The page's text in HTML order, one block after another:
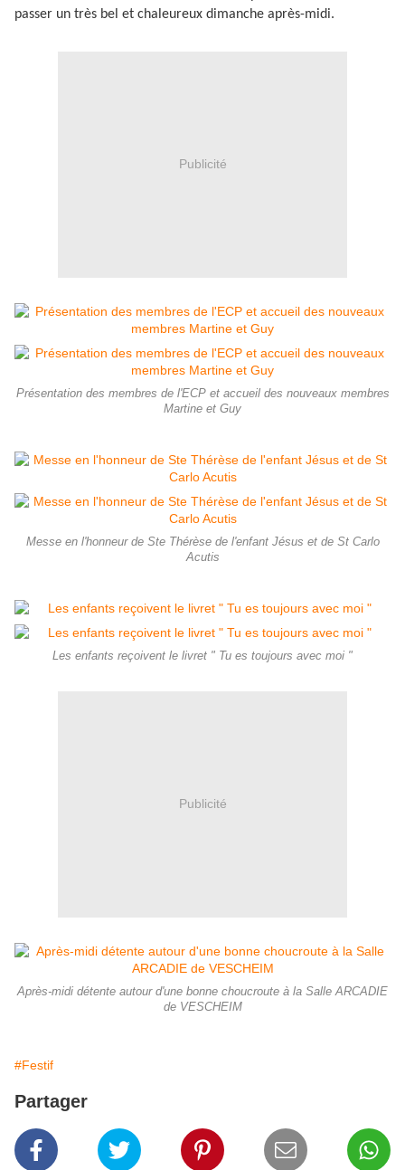
passer un très bel et chaleureux dimanche après-midi.
Publicité
Présentation des membres de l'ECP et accueil des nouveaux membres
Martine et Guy
Messe en l'honneur de Ste Thérèse de l'enfant Jésus et de St Carlo
Acutis
Les enfants reçoivent le livret " Tu es toujours avec moi "
Publicité
Après-midi détente autour d'une bonne choucroute à la Salle ARCADIE
de VESCHEIM
#Festif
Partager